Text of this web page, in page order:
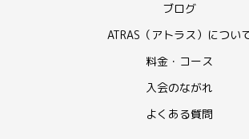
ブログ
ATRAS（アトラス）につい
料金・コース
入会のながれ
よくある質問